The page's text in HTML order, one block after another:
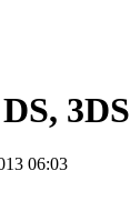
3DS
06:03